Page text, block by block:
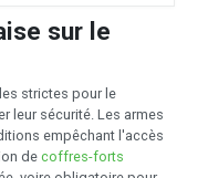
sur le
strictes pour le
leur sécurité. Les armes
empêchant l'accès
decoffres-forts